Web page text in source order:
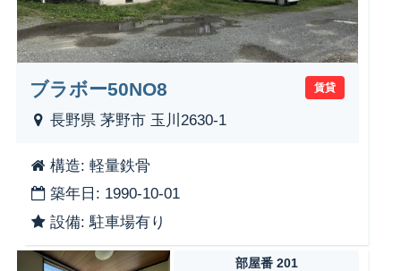
賃貸
ブラボー50NO8
長野県 茅野市 玉川2630-1
構造: 軽量鉄骨
築年日: 1990-10-01
設備: 駐車場有り
部屋番 201